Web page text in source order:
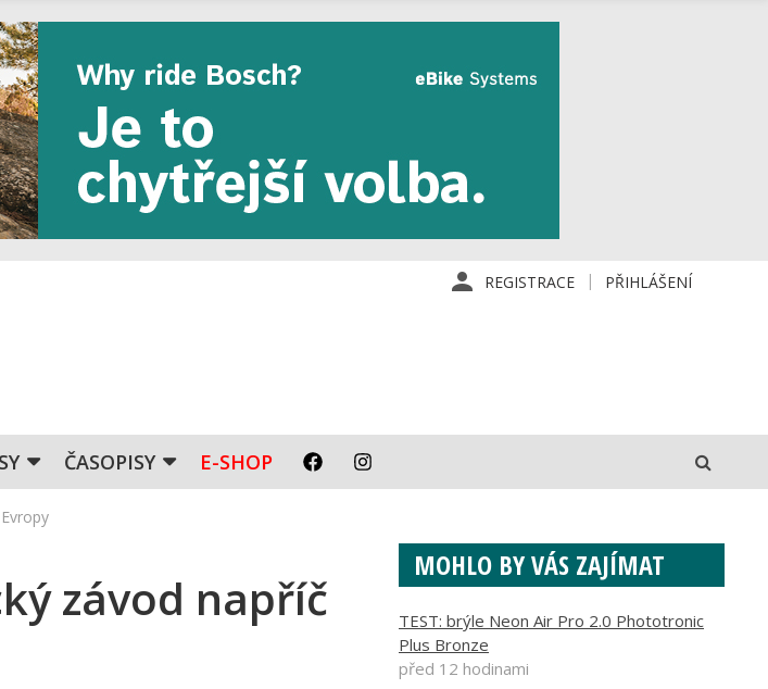
REGISTRACE PŘIHLÁŠENÍ
ČASOPISY E-SHOP
závod napříč
MOHLO BY VÁS ZAJÍMAT
TEST: brýle Neon Air Pro 2.0 Phototronic
Plus Bronze
před 12 hodinami